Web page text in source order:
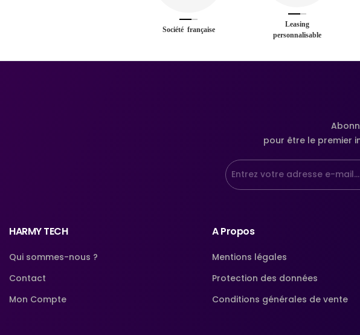
Société française
Leasing
personnalisable
pour être le premier
HARMY TECH
Qui sommes-nous ?
Contact
Mon Compte
A Propos
Mentions légales
Protection des données
Conditions générales de vente